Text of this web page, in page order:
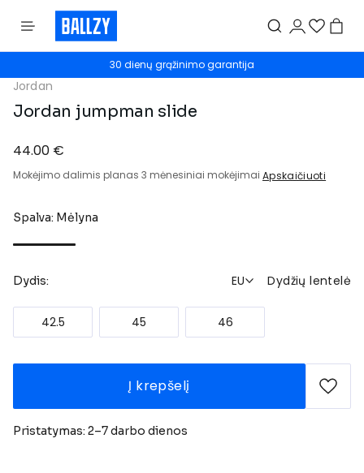
30 dienų grąžinimo garantija
Jordan
Jordan jumpman slide
44.00 €
Mokėjimo dalimis planas 3 mėnesiniai mokėjimai Apskaičiuoti
Spalva: Mėlyna
Dydis: EU Dydžių lentelė
42.5 45 46
Į krepšelį
Pristatymas: 2–7 darbo dienos